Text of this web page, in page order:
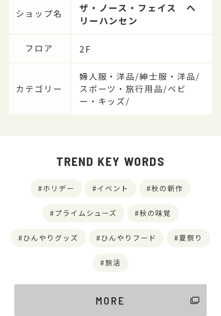
ショップ名
ザ・ノース・フェイス ヘ
リーハンセン
フロア 2F
カテゴリー
婦人服・洋品/紳士服・洋品/
スポーツ・旅行用品/ベビ
ー・キッズ/
TREND KEY WORDS
ホリデー イベント 秋の新作
プライムシューズ 秋の味覚
ひんやりグッズ ひんやりフード 夏祭り
旅活
MORE